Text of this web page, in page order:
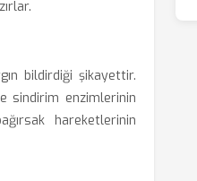
bildirdiği şikayettir.
sindirim enzimlerinin
hareketlerinin